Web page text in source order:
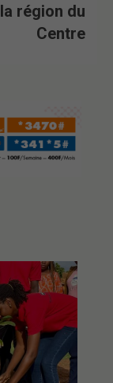
région du
Centre